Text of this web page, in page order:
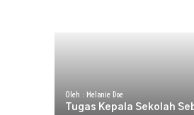
Oleh : Melanie Doe
Tugas Kepala Sekolah